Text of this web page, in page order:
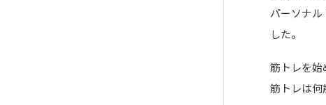
パーソナ
した。
筋トレを始
筋トレは何